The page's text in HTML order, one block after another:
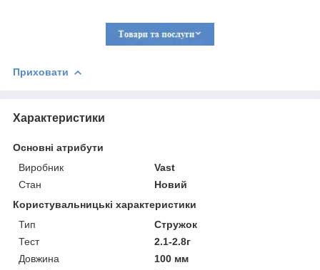
Приховати
Характеристики
Основні атрибути
Виробник
Vast
Стан
Новий
Користувальницькі характеристики
Тип
Стружок
Тест
2.1-2.8г
Довжина
100 мм